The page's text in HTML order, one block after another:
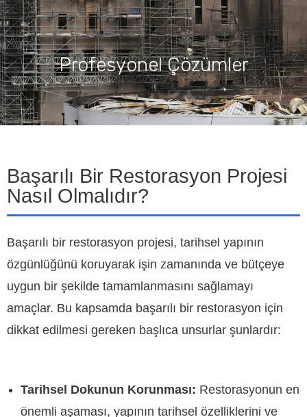
Profesyonel Çözümler
Başarılı Bir Restorasyon Projesi
Nasıl Olmalıdır?
Başarılı bir restorasyon projesi, tarihsel yapının
özgünlüğünü koruyarak işin zamanında ve bütçeye
uygun bir şekilde tamamlanmasını sağlamayı
amaçlar. Bu kapsamda başarılı bir restorasyon için
dikkat edilmesi gereken başlıca unsurlar şunlardır:
Tarihsel Dokunun Korunması: Restorasyonun en
önemli aşaması, yapının tarihsel özelliklerini ve